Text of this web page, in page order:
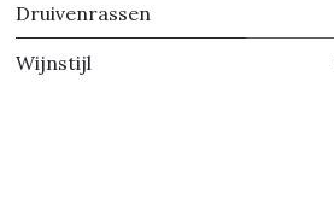
Druivenrassen
Wijnstijl